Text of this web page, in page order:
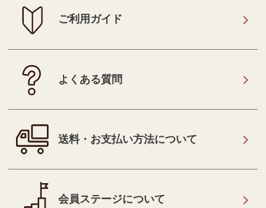
ご利用ガイド
よくある質問
送料・お支払い方法について
会員ステージについて